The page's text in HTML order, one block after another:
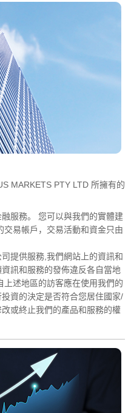
MARKETS PTY LTD 所擁有的
服務。 您可以與我們的實體建
易帳戶，交易活動和資金只由
提供服務,我們網站上的資訊和
訊和服務的發佈違反各自當地
述地區的訪客應在使用我們的
資的決定是否符合您居住國家/
或終止我們的產品和服務的權